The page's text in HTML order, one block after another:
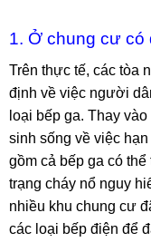
1. Ở chung cư
Trên thực tế, các tòa
định về việc người
loại bếp ga. Thay
sinh sống về việc
gồm cả bếp ga có
trạng cháy nổ nguy
nhiều khu chung cư
các loại bếp điện để